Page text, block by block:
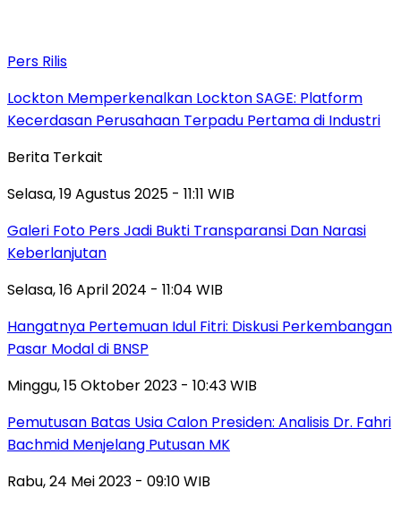
Pers Rilis
Lockton Memperkenalkan Lockton SAGE: Platform
Kecerdasan Perusahaan Terpadu Pertama di Industri
Berita Terkait
Selasa, 19 Agustus 2025 - 11:11 WIB
Galeri Foto Pers Jadi Bukti Transparansi Dan Narasi
Keberlanjutan
Selasa, 16 April 2024 - 11:04 WIB
Hangatnya Pertemuan Idul Fitri: Diskusi Perkembangan
Pasar Modal di BNSP
Minggu, 15 Oktober 2023 - 10:43 WIB
Pemutusan Batas Usia Calon Presiden: Analisis Dr. Fahri
Bachmid Menjelang Putusan MK
Rabu, 24 Mei 2023 - 09:10 WIB